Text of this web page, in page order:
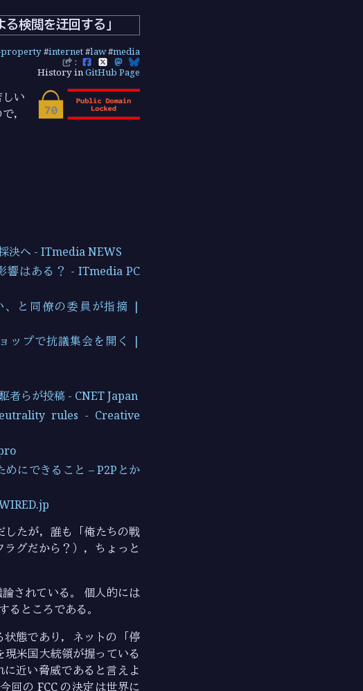
検閲を迂回する」
#internet#law#media
:
History inGitHub Page
い
，
決へ - ITmedia NEWS
響はある？ - ITmedia PC
、と同僚の委員が指摘 |
ップで抗議集会を開く |
者らが投稿 - CNET Japan
rules - Creative
にできること – P2Pとか
したが，誰も「俺たちの戦
グだから？），ちょっと
されている。 個人的には
ところである。
態であり，ネットの「停
米国大統領が握っている
近い脅威であると言えよ
回の FCC の決定は世界に